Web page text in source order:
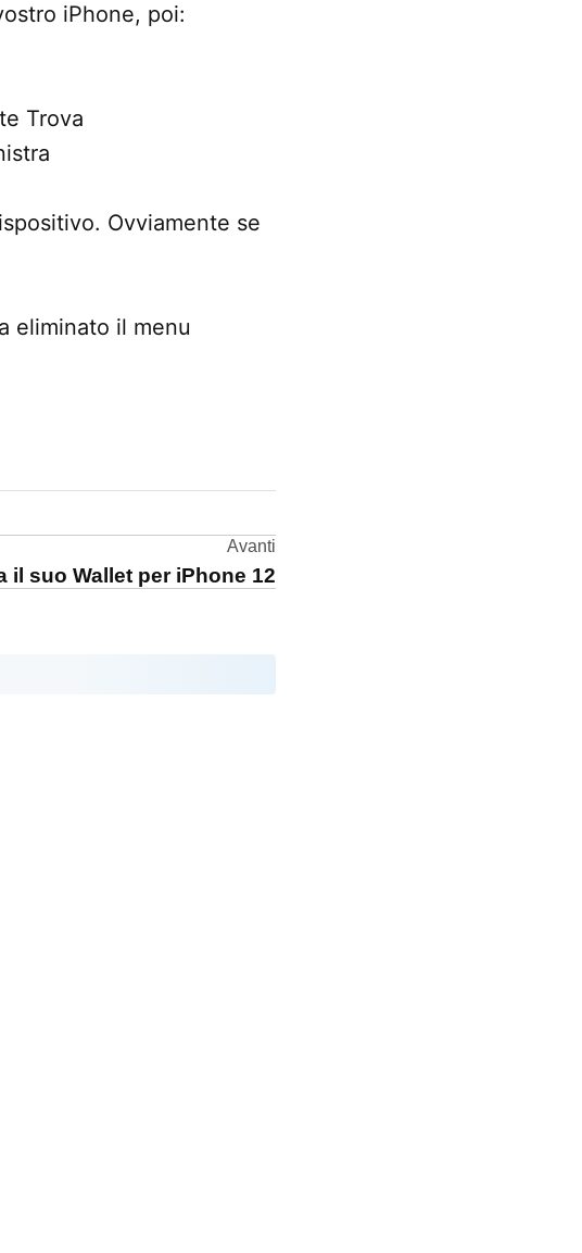
iPhone, poi:
Trova
Ovviamente se
eliminato il menu
Avanti
il suo Wallet per iPhone 12